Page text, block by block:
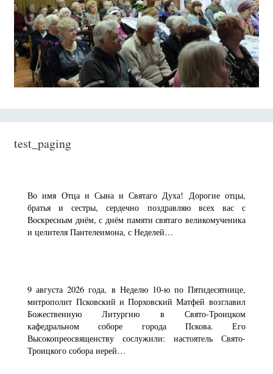
test_paging
Во имя Отца и Сына и Святаго Духа! Дорогие отцы,
братья и сестры, сердечно поздравляю всех вас с
Воскресным днём, с днём памяти святаго великомученика
и целителя Пантелеимона, с Неделей…
9 августа 2026 года, в Неделю 10-ю по Пятидесятнице,
митрополит Псковский и Порховский Матфей возглавил
Божественную Литургию в Свято-Троицком
кафедральном соборе города Пскова. Его
Высокопреосвященству сослужили: настоятель Свято-
Троицкого собора иерей…